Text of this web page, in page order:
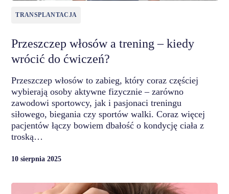
TRANSPLANTACJA
Przeszczep włosów a trening – kiedy
wrócić do ćwiczeń?
Przeszczep włosów to zabieg, który coraz częściej
wybierają osoby aktywne fizycznie – zarówno
zawodowi sportowcy, jak i pasjonaci treningu
siłowego, biegania czy sportów walki. Coraz więcej
pacjentów łączy bowiem dbałość o kondycję ciała z
troską…
10 sierpnia 2025